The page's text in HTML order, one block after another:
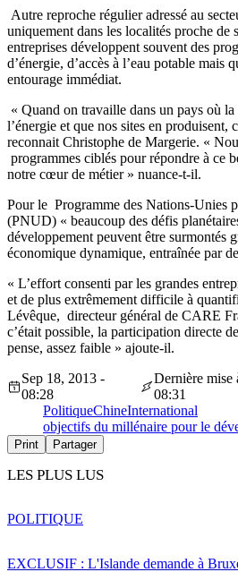
Autre reproche régulier adressé au
uniquement dans les localités proche de
entreprises développent souvent des
d’énergie, d’accès à l’eau potable mais
entourage immédiat.
« Quand on travaille dans un pays où la
l’énergie et que nos sites en produisent,
reconnait Christophe de Margerie. «
programmes ciblés pour répondre à ce
notre cœur de métier » nuance-t-il.
Pour le Programme des Nations-Unies
(PNUD) « beaucoup des défis
développement peuvent être surmontés
économique dynamique, entraînée par
« L’effort consenti par les grandes
et de plus extrêmement difficile à
Lévêque, directeur général de CARE
c’était possible, la participation directe
pense, assez faible » ajoute-il.
Sep 18, 2013 -
08:28
Dernière mise
08:31
PolitiqueChineInternational
objectifs du millénaire pour le
Print Partager
LES PLUS LUS
EXCLUSIF : L'Islande demande à
POLITIQUE